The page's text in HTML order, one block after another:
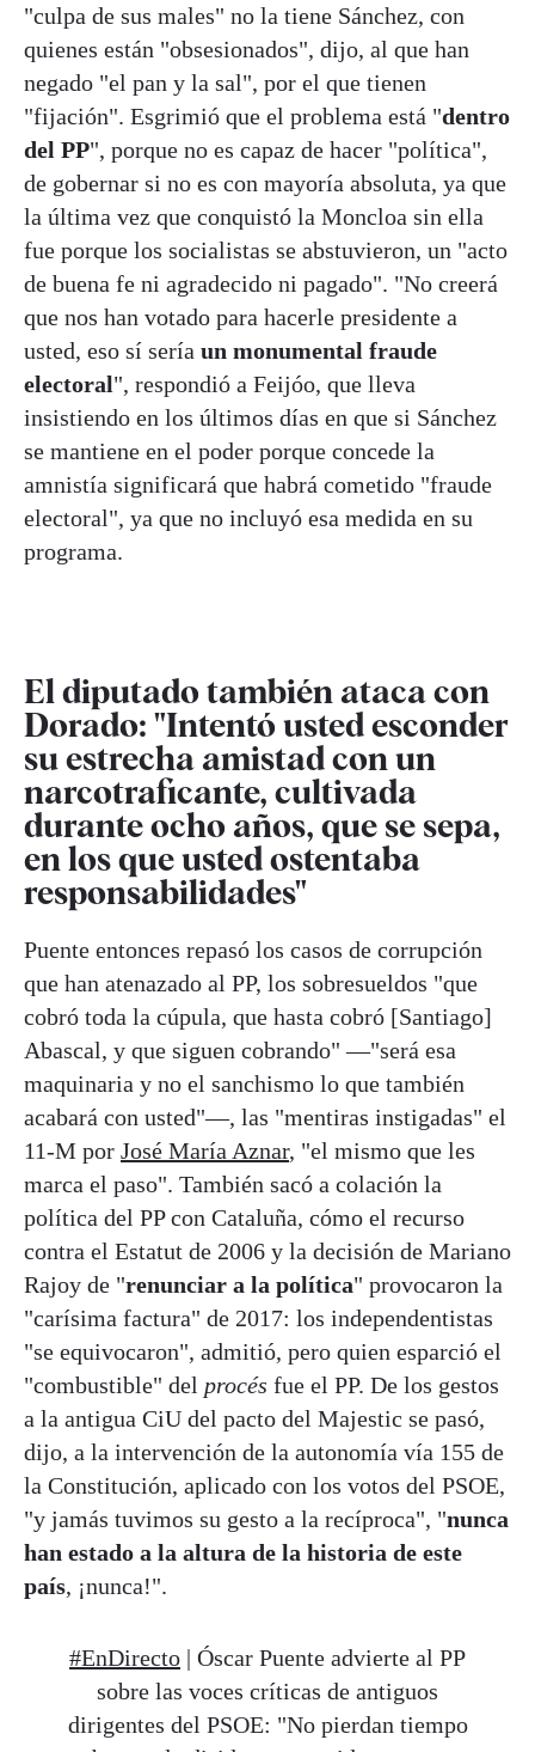
"culpa de sus males" no la tiene Sánchez, con
quienes están "obsesionados", dijo, al que han
negado "el pan y la sal", por el que tienen
"fijación". Esgrimió que el problema está "dentro
del PP", porque no es capaz de hacer "política",
de gobernar si no es con mayoría absoluta, ya que
la última vez que conquistó la Moncloa sin ella
fue porque los socialistas se abstuvieron, un "acto
de buena fe ni agradecido ni pagado". "No creerá
que nos han votado para hacerle presidente a
usted, eso sí sería un monumental fraude
electoral", respondió a Feijóo, que lleva
insistiendo en los últimos días en que si Sánchez
se mantiene en el poder porque concede la
amnistía significará que habrá cometido "fraude
electoral", ya que no incluyó esa medida en su
programa.
El diputado también ataca con
Dorado: "Intentó usted esconder
su estrecha amistad con un
narcotraficante, cultivada
durante ocho años, que se sepa,
en los que usted ostentaba
responsabilidades"
Puente entonces repasó los casos de corrupción
que han atenazado al PP, los sobresueldos "que
cobró toda la cúpula, que hasta cobró [Santiago]
Abascal, y que siguen cobrando" —"será esa
maquinaria y no el sanchismo lo que también
acabará con usted"—, las "mentiras instigadas" el
11-M por José María Aznar, "el mismo que les
marca el paso". También sacó a colación la
política del PP con Cataluña, cómo el recurso
contra el Estatut de 2006 y la decisión de Mariano
Rajoy de "renunciar a la política" provocaron la
"carísima factura" de 2017: los independentistas
"se equivocaron", admitió, pero quien esparció el
"combustible" del procés fue el PP. De los gestos
a la antigua CiU del pacto del Majestic se pasó,
dijo, a la intervención de la autonomía vía 155 de
la Constitución, aplicado con los votos del PSOE,
"y jamás tuvimos su gesto a la recíproca", "nunca
han estado a la altura de la historia de este
país, ¡nunca!".
#EnDirecto | Óscar Puente advierte al PP
sobre las voces críticas de antiguos
dirigentes del PSOE: "No pierdan tiempo